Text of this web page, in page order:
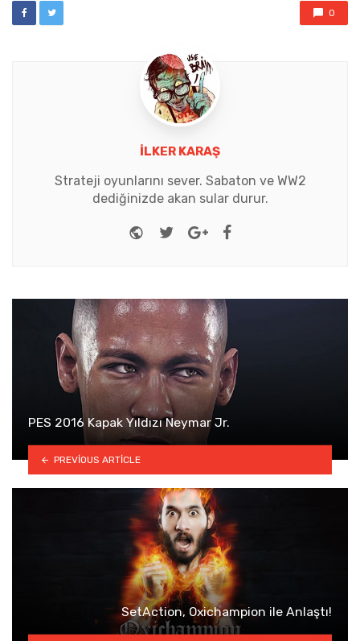
0
İLKER KARAŞ
Strateji oyunlarını sever. Sabaton ve WW2
dediğinizde akan sular durur.
Website
TwitterGoogle+Facebook
PES 2016 Kapak Yıldızı Neymar Jr.
PREVIOUS ARTICLE
SetAction, Oxichampion ile Anlaştı!